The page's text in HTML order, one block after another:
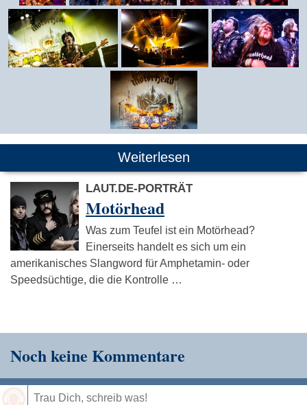
Weiterlesen
LAUT.DE-PORTRÄT
Motörhead
Was zum Teufel ist ein Motörhead?
Einerseits handelt es sich um ein
amerikanisches Slangword für Amphetamin- oder
Speedsüchtige, die die Kontrolle …
Noch keine Kommentare